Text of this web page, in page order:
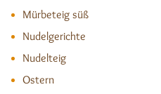
Mürbeteig süß
Nudelgerichte
Nudelteig
Ostern